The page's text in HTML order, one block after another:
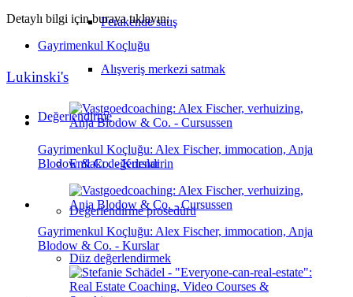
Perakende satış
Alışveriş merkezi satmak
Değerlendirme
Emlakı değerlendirin
Değerlendirme prosedürü
Düz değerlendirmek
Detaylı bilgi için buraya tıklayın:
Gayrimenkul Koçluğu
Lukinski's
Gayrimenkul Koçluğu: Alex Fischer, immocation, Anja
Blodow & Co. - Kurslar
Gayrimenkul Koçluğu: Alex Fischer, immocation, Anja
Blodow & Co. - Kurslar